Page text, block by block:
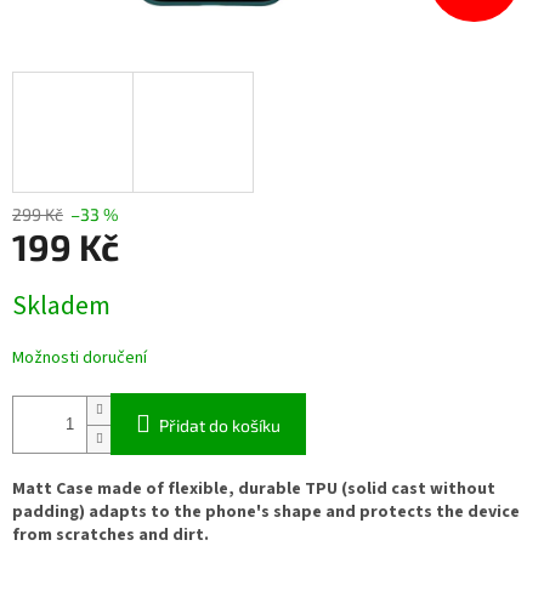
299 Kč –33 %
199 Kč
cena:
Skladem
Možnosti doručení
Přidat do košíku
Matt Case made of flexible, durable TPU (solid cast without
padding) adapts to the phone's shape and protects the device
from scratches and dirt.